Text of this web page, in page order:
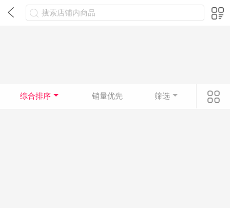
搜索店铺内商品
综合排序 销量优先 筛选